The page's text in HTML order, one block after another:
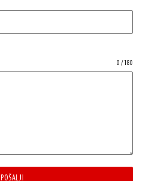
0 / 180
POŠALJI